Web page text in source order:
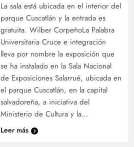
La sala está ubicada en el interior del
parque Cuscatlán y la entrada es
gratuita. Wilber CorpeñoLa Palabra
Universitaria Cruce e integración
lleva por nombre la exposición que
se ha instalado en la Sala Nacional
de Exposiciones Salarrué, ubicada en
el parque Cuscatlán, en la capital
salvadoreña, a iniciativa del
Ministerio de Cultura y la…
Leer más